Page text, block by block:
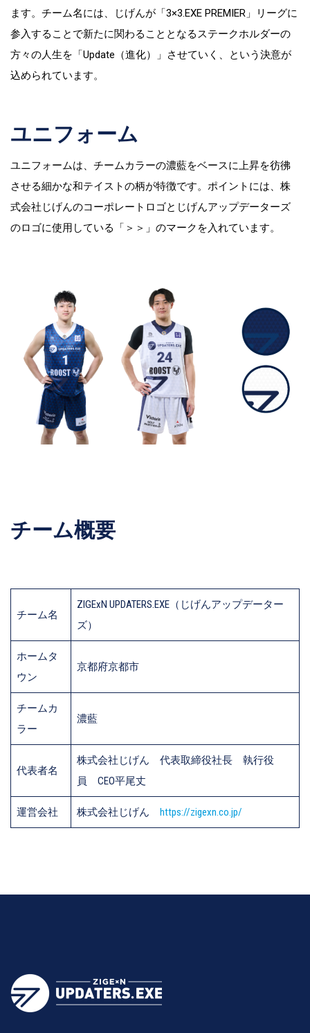
ます。チーム名には、じげんが「3×3.EXE PREMIER」リーグに
参入することで新たに関わることとなるステークホルダーの
方々の人生を「Update（進化）」させていく、という決意が
込められています。
ユニフォーム
ユニフォームは、チームカラーの濃藍をベースに上昇を彷彿
させる細かな和テイストの柄が特徴です。ポイントには、株
式会社じげんのコーポレートロゴとじげんアップデーターズ
のロゴに使用している「＞＞」のマークを入れています。
チーム概要
チーム名
ZIGExN UPDATERS.EXE（じげんアップデーター
ズ）
ホームタ
ウン
京都府京都市
チームカ
ラー
濃藍
代表者名
株式会社じげん 代表取締役社長 執行役
員 CEO平尾丈
運営会社 株式会社じげん https://zigexn.co.jp/